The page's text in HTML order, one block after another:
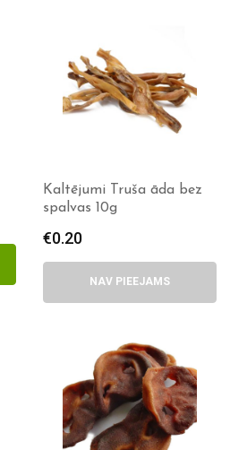
Kaltējumi Truša āda bez
spalvas 10g
€0.20
NAV PIEEJAMS